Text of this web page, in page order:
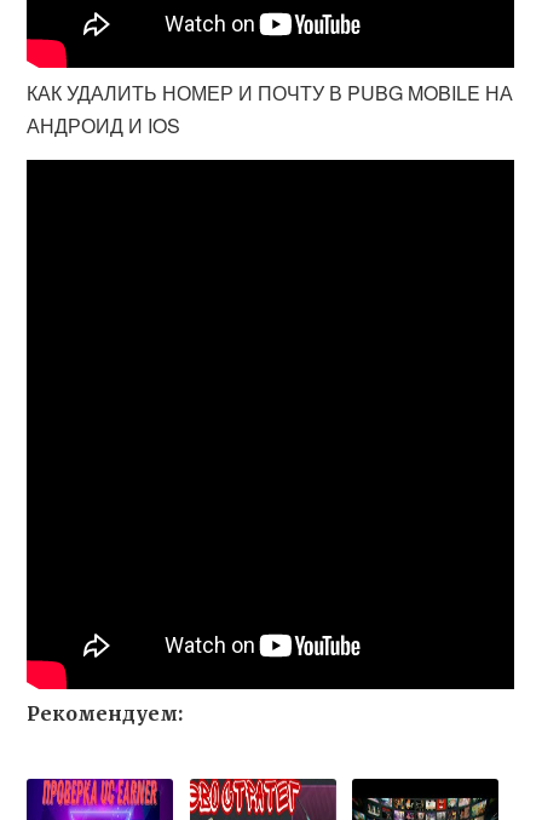
КАК УДАЛИТЬ НОМЕР И ПОЧТУ В PUBG MOBILE НА
АНДРОИД И IOS
Рекомендуем: